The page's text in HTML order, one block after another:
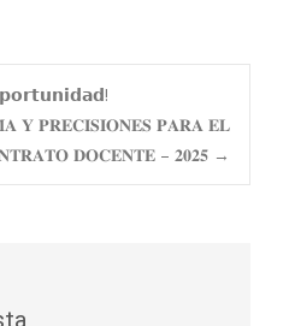
𝐘 𝐏𝐑𝐄𝐂𝐈𝐒𝐈𝐎𝐍𝐄𝐒 𝐏𝐀𝐑𝐀 𝐄𝐋
𝐃𝐎𝐂𝐄𝐍𝐓𝐄 – 𝟐𝟎𝟐𝟓 →